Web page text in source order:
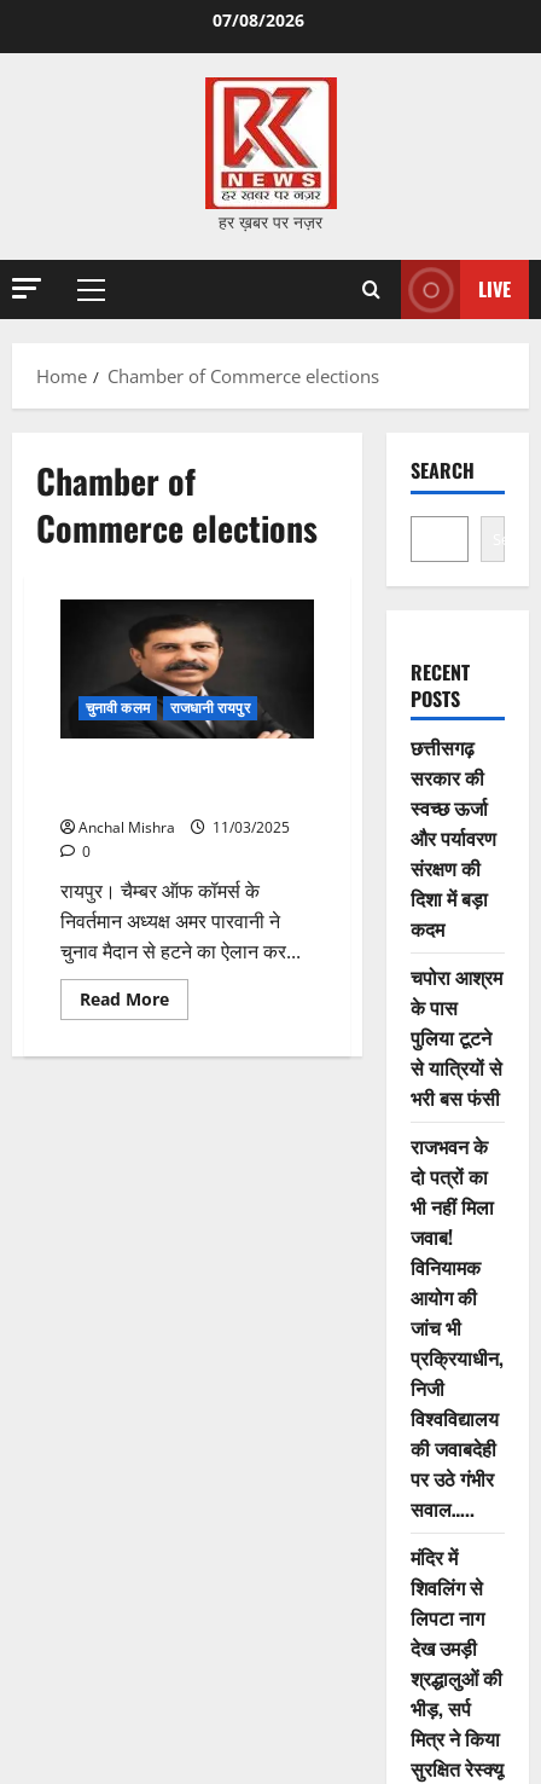
07/08/2026
हर ख़बर पर नज़र
Primary
LIVE
Home Chamber of Commerce elections
Chamber of
Commerce elections
चुनावी कलम राजधानी रायपुर
Anchal Mishra
11/03/2025
0
रायपुर। चैम्बर ऑफ कॉमर्स के
निवर्तमान अध्यक्ष अमर पारवानी ने
चुनाव मैदान से हटने का ऐलान कर...
Read MoreRead
more
अध्यक्ष
SEARCH
Search
RECENT
POSTS
छत्तीसगढ़
सरकार की
स्वच्छ ऊर्जा
और पर्यावरण
संरक्षण की
दिशा में बड़ा
कदम
चपोरा आश्रम
के पास
पुलिया टूटने
से यात्रियों से
भरी बस फंसी
राजभवन के
दो पत्रों का
भी नहीं मिला
जवाब!
विनियामक
आयोग की
जांच भी
प्रक्रियाधीन,
निजी
विश्वविद्यालय
की जवाबदेही
पर उठे गंभीर
सवाल…..
मंदिर में
शिवलिंग से
लिपटा नाग
देख उमड़ी
श्रद्धालुओं की
भीड़, सर्प
मित्र ने किया
सुरक्षित रेस्क्यू